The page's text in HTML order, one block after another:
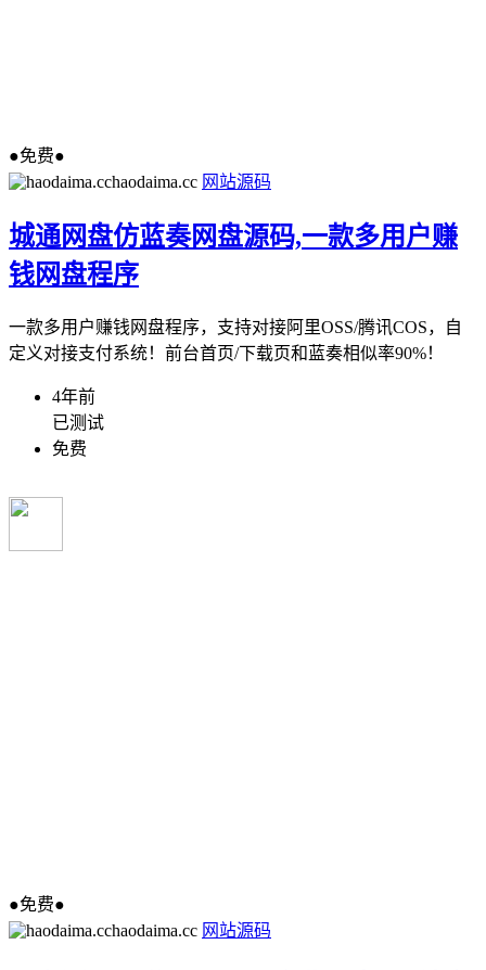
●免费●
haodaima.cc 网站源码
城通网盘仿蓝奏网盘源码,一款多用户赚
钱网盘程序
一款多用户赚钱网盘程序，支持对接阿里OSS/腾讯COS，自
定义对接支付系统！前台首页/下载页和蓝奏相似率90%！
4年前
已测试
免费
●免费●
haodaima.cc 网站源码